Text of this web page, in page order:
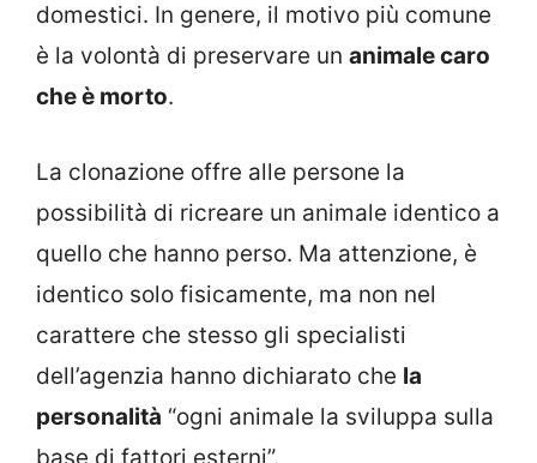
domestici. In genere, il motivo più comune
è la volontà di preservare un animale caro
che è morto.
La clonazione offre alle persone la
possibilità di ricreare un animale identico a
quello che hanno perso. Ma attenzione, è
identico solo fisicamente, ma non nel
carattere che stesso gli specialisti
dell’agenzia hanno dichiarato che la
personalità “ogni animale la sviluppa sulla